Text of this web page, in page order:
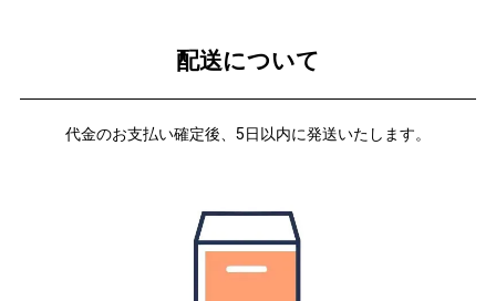
配送について
代金のお支払い確定後、5日以内に発送いたします。